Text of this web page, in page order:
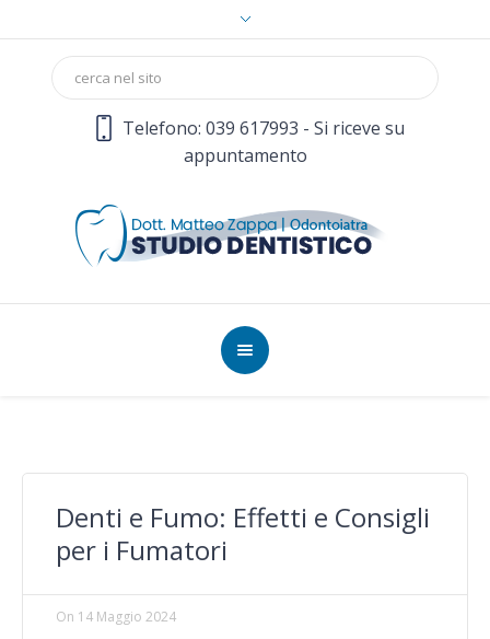
Telefono: 039 617993 - Si riceve su
appuntamento
Denti e Fumo: Effetti e Consigli
per i Fumatori
On 14 Maggio 2024